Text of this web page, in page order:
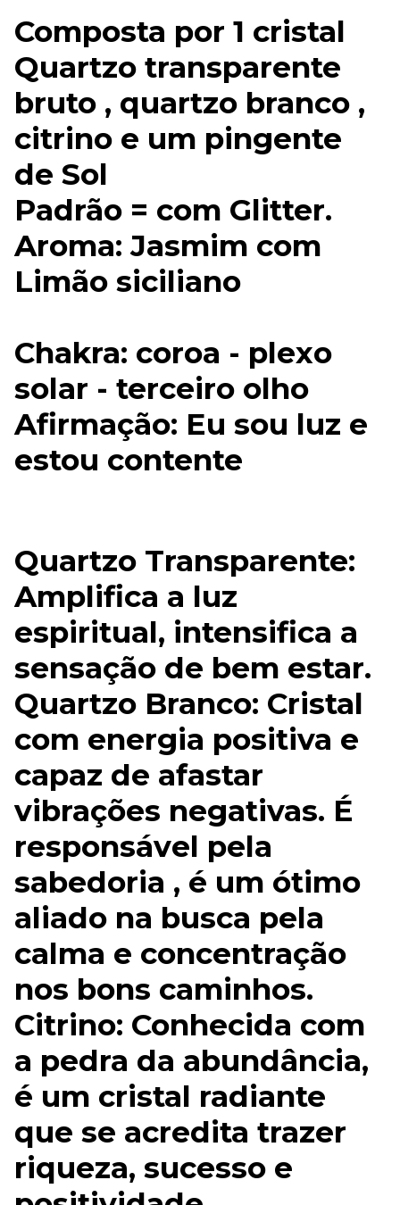
Composta por 1 cristal
Quartzo transparente
bruto , quartzo branco ,
citrino e um pingente
de Sol
Padrão = com Glitter.
Aroma: Jasmim com
Limão siciliano
Chakra: coroa - plexo
solar - terceiro olho
Afirmação: Eu sou luz e
estou contente
Quartzo Transparente:
Amplifica a luz
espiritual, intensifica a
sensação de bem estar.
Quartzo Branco: Cristal
com energia positiva e
capaz de afastar
vibrações negativas. É
responsável pela
sabedoria , é um ótimo
aliado na busca pela
calma e concentração
nos bons caminhos.
Citrino: Conhecida com
a pedra da abundância,
é um cristal radiante
que se acredita trazer
riqueza, sucesso e